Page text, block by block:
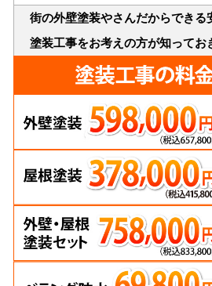
街の外壁塗装やさんだからできる
塗装工事をお考えの方が知ってお